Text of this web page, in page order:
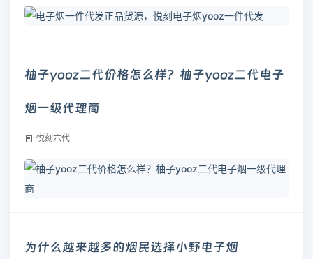
柚子yooz二代价格怎么样？柚子yooz二代电子
烟一级代理商
悦刻六代
为什么越来越多的烟民选择小野电子烟